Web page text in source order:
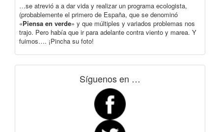
…se atrevió a a dar vida y realizar un programa ecologista,
(probablemente el primero de España, que se denominó
«Piensa en verde» y que múltiples y variados problemas nos
trajo. Pero había que ir para adelante contra viento y marea. Y
fuimos…. ¡Pincha su foto!
Síguenos en …